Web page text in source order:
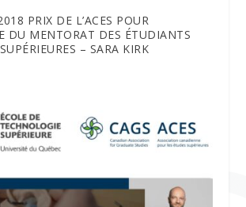
PRIX DE L’ACES POUR
DU MENTORAT DES ÉTUDIANTS
– SARA KIRK